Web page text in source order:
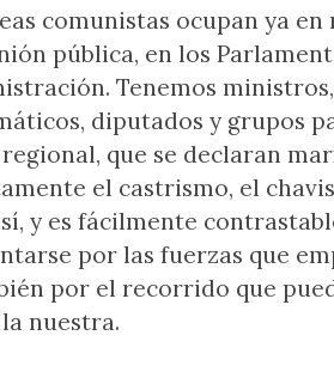
comunistas ocupan ya
pública, en los
Tenemos
diputados y grupos
que se declaran
el castrismo, el
y es fácilmente
por las fuerzas que
por el recorrido que
nuestra.